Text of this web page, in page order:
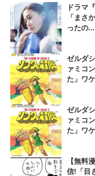
ドラマ
「まさ
ったの...
ゼルダ
ァミコ
た」ワケ
ゼルダ
ァミコ
た」ワケ
【無料
信!「目